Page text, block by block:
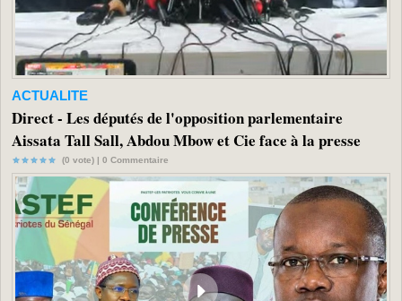
ACTUALITE
Direct - Les députés de l'opposition parlementaire
Aissata Tall Sall, Abdou Mbow et Cie face à la presse
(0 vote) | 0 Commentaire